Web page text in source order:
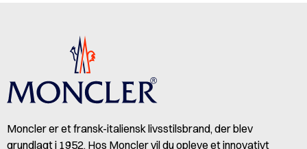
Moncler er et fransk-italiensk livsstilsbrand, der blev
grundlagt i 1952. Hos Moncler vil du opleve et innovativt